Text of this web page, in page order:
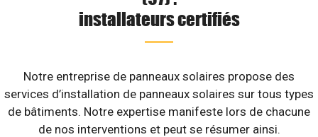
installateurs certifiés
Notre entreprise de panneaux solaires propose des
services d’installation de panneaux solaires sur tous types
de bâtiments. Notre expertise manifeste lors de chacune
de nos interventions et peut se résumer ainsi.